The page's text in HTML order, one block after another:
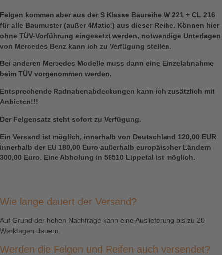
Felgen kommen aber aus der S Klasse Baureihe W 221 + CL 216
für alle Baumuster (außer 4Matic!) aus dieser Reihe. Können hier
ohne TÜV-Vorführung eingesetzt werden, notwendige Unterlagen
von Mercedes Benz kann ich zu Verfügung stellen.
Bei anderen Mercedes Modelle muss dann eine Einzelabnahme
beim TÜV vorgenommen werden.
Entsprechende Radnabenabdeckungen kann ich zusätzlich mit
Anbieten!!!
Der Felgensatz steht sofort zu Verfügung.
Ein Versand ist möglich, innerhalb von Deutschland 120,00 EUR
innerhalb der EU 180,00 Euro außerhalb europäischer Ländern
300,00 Euro. Eine Abholung in 59510 Lippetal ist möglich.
Wie lange dauert der Versand?
Auf Grund der hohen Nachfrage kann eine Auslieferung bis zu 20
Werktagen dauern.
Werden die Felgen und Reifen auch versendet?